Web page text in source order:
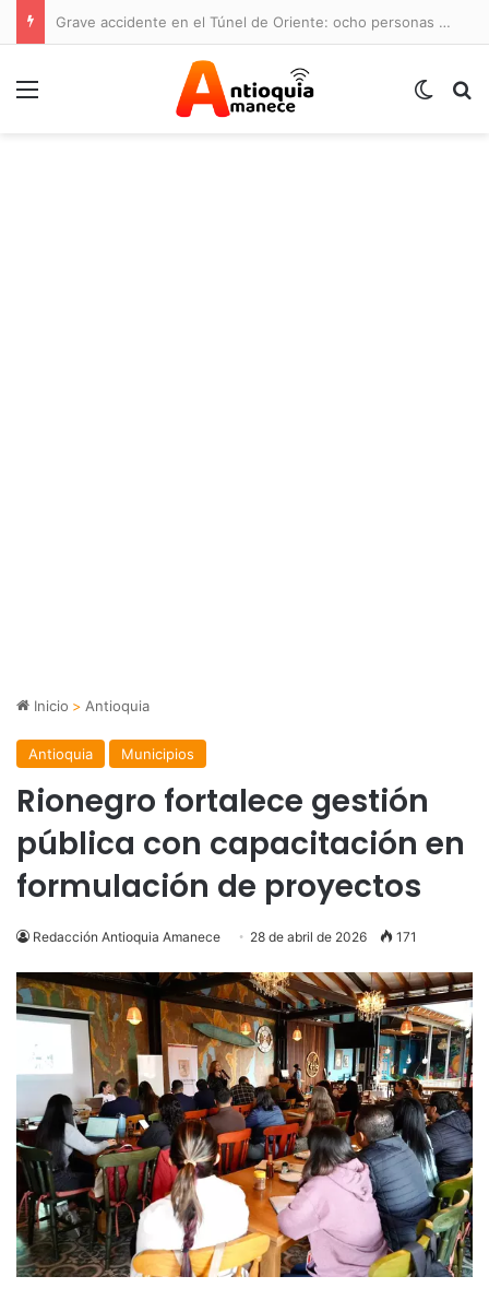
Grave accidente en el Túnel de Oriente: ocho personas lesionadas y cierre de la vía
Menú
Inicio > Antioquia
Antioquia Municipios
Rionegro fortalece gestión
pública con capacitación en
formulación de proyectos
Redacción Antioquia Amanece 28 de abril de 2026 171